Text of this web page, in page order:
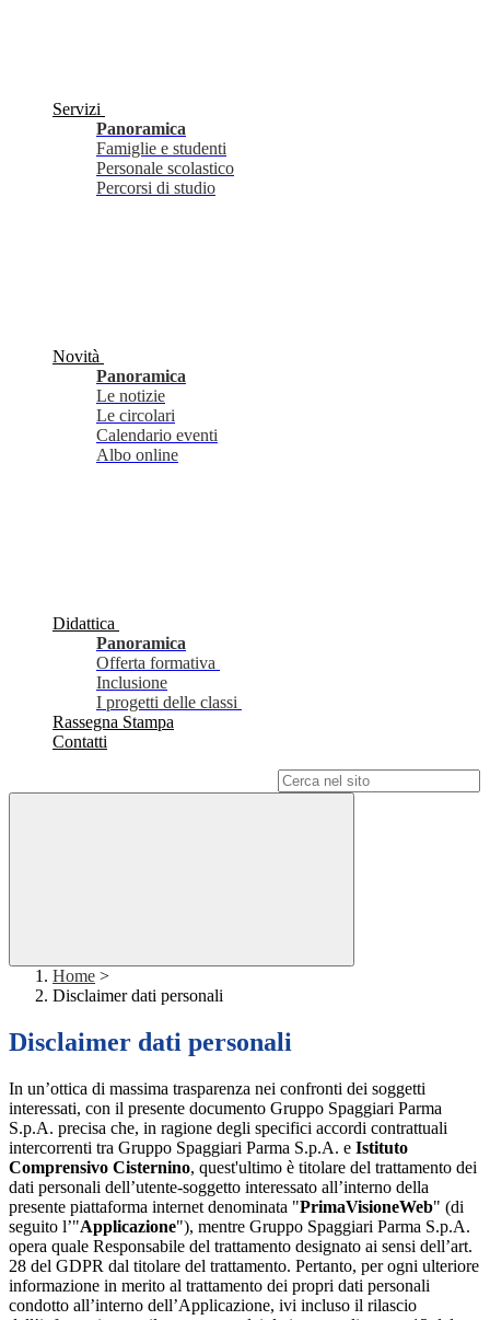
Servizi
Panoramica
Famiglie e studenti
Personale scolastico
Percorsi di studio
Novità
Panoramica
Le notizie
Le circolari
Calendario eventi
Albo online
Didattica
Panoramica
Offerta formativa
Inclusione
I progetti delle classi
Rassegna Stampa
Contatti
Home >
Disclaimer dati personali
Disclaimer dati personali
In un’ottica di massima trasparenza nei confronti dei soggetti
interessati, con il presente documento Gruppo Spaggiari Parma
S.p.A. precisa che, in ragione degli specifici accordi contrattuali
intercorrenti tra Gruppo Spaggiari Parma S.p.A. e Istituto
Comprensivo Cisternino, quest'ultimo è titolare del trattamento dei
dati personali dell’utente-soggetto interessato all’interno della
presente piattaforma internet denominata "PrimaVisioneWeb" (di
seguito l’"Applicazione"), mentre Gruppo Spaggiari Parma S.p.A.
opera quale Responsabile del trattamento designato ai sensi dell’art.
28 del GDPR dal titolare del trattamento. Pertanto, per ogni ulteriore
informazione in merito al trattamento dei propri dati personali
condotto all’interno dell’Applicazione, ivi incluso il rilascio